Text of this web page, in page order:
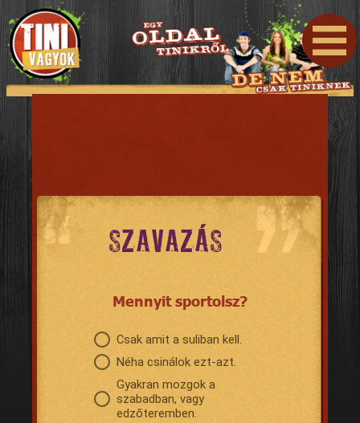
SZAVAZÁS
Mennyit sportolsz?
Csak amit a suliban kell.
Néha csinálok ezt-azt.
Gyakran mozgok a
szabadban, vagy
edzőteremben.